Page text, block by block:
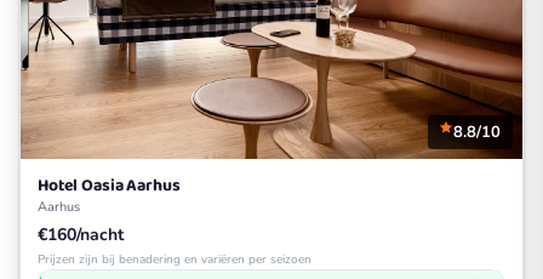
8.8/10
Hotel Oasia Aarhus
Aarhus
€160/nacht
Prijzen zijn bij benadering en variëren per seizoen